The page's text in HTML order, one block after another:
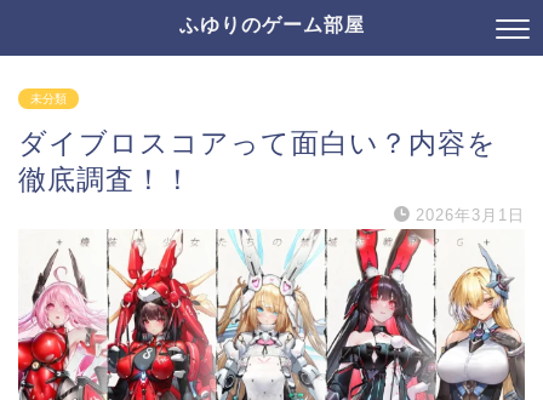
ふゆりのゲーム部屋
未分類
ダイブロスコアって面白い？内容を
徹底調査！！
2026年3月1日